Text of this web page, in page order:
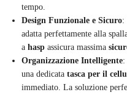
tempo.
Design Funzionale e Sicuro:
adatta perfettamente alla
a hasp assicura massima
Organizzazione Intelligente:
una dedicata tasca per il
immediato. La soluzione